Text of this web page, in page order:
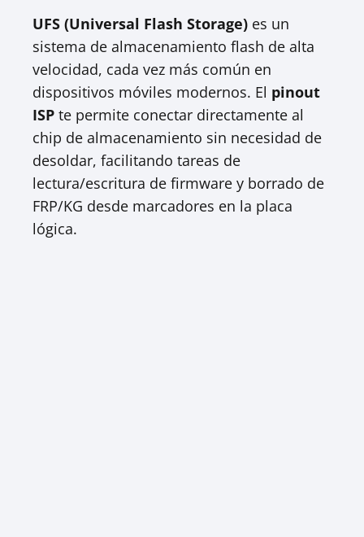
UFS (Universal Flash Storage) es un
sistema de almacenamiento flash de alta
velocidad, cada vez más común en
dispositivos móviles modernos. El pinout
ISP te permite conectar directamente al
chip de almacenamiento sin necesidad de
desoldar, facilitando tareas de
lectura/escritura de firmware y borrado de
FRP/KG desde marcadores en la placa
lógica.